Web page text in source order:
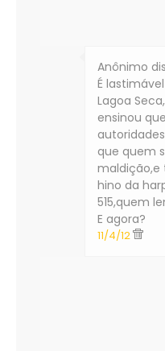
Anônimo
É
Lagoa
ensinou
que quem
maldição,e
hino da
515,quem
E agora?
11/4/12